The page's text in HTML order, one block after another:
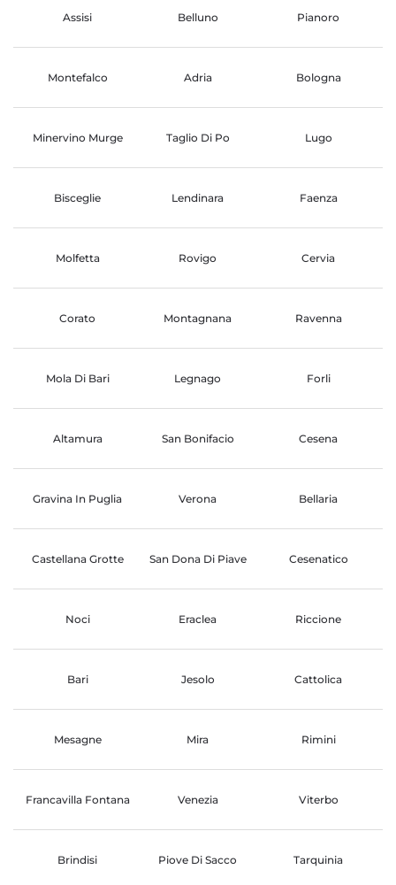
Assisi Belluno Pianoro
Montefalco Adria Bologna
Minervino Murge Taglio Di Po Lugo
Bisceglie Lendinara Faenza
Molfetta Rovigo Cervia
Corato Montagnana Ravenna
Mola Di Bari Legnago Forli
Altamura San Bonifacio Cesena
Gravina In Puglia Verona Bellaria
Castellana Grotte San Dona Di Piave Cesenatico
Noci Eraclea Riccione
Bari Jesolo Cattolica
Mesagne Mira Rimini
Francavilla Fontana Venezia Viterbo
Brindisi Piove Di Sacco Tarquinia